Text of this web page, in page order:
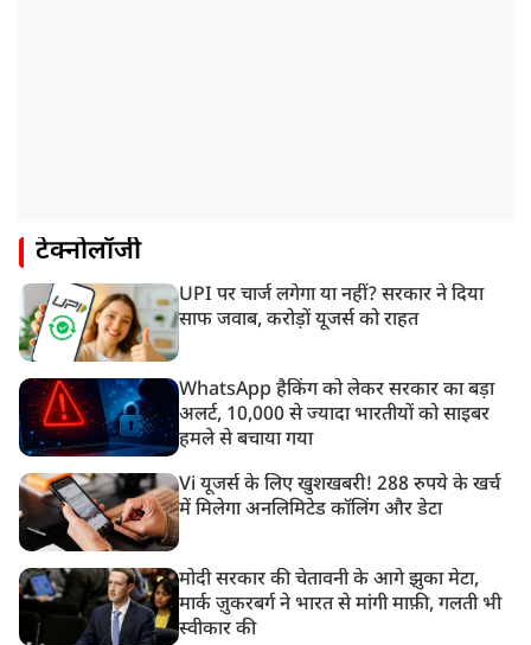
टेक्नोलॉजी
UPI पर चार्ज लगेगा या नहीं? सरकार ने दिया
साफ जवाब, करोड़ों यूजर्स को राहत
WhatsApp हैकिंग को लेकर सरकार का बड़ा
अलर्ट, 10,000 से ज्यादा भारतीयों को साइबर
हमले से बचाया गया
Vi यूजर्स के लिए खुशखबरी! 288 रुपये के खर्च
में मिलेगा अनलिमिटेड कॉलिंग और डेटा
मोदी सरकार की चेतावनी के आगे झुका मेटा,
मार्क ज़ुकरबर्ग ने भारत से मांगी माफ़ी, गलती भी
स्वीकार की